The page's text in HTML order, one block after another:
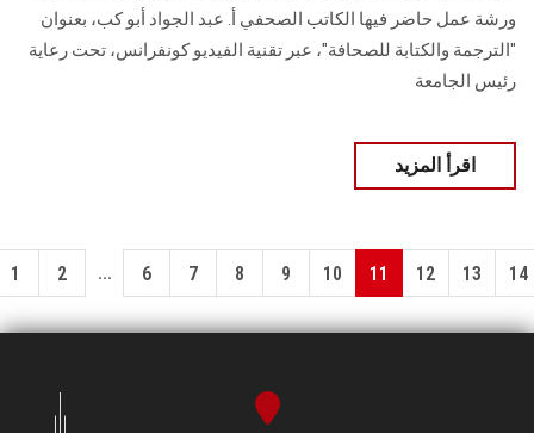
ورشة عمل حاضر فيها الكاتب الصحفي أ. عبد الجواد أبو كب، بعنوان
"الترجمة والكتابة للصحافة"، عبر تقنية الفيديو كونفرانس، تحت رعاية
رئيس الجامعة
اقرأ المزيد
1 2 ... 6 7 8 9 10 11 12 13 14